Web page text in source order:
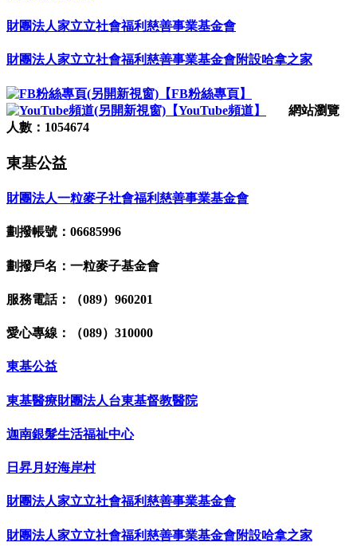
財團法人家立立社會福利慈善事業基金會
財團法人家立立社會福利慈善事業基金會附設哈拿之家
【FB粉絲專頁】
【YouTube頻道】
網站瀏覽
人數：1054674
東基公益
財團法人一粒麥子社會福利慈善事業基金會
劃撥帳號：06685996
劃撥戶名：一粒麥子基金會
服務電話：（089）960201
愛心專線：（089）310000
東基公益
東基醫療財團法人台東基督教醫院
迦南銀髮生活福祉中心
日昇月好海岸村
財團法人家立立社會福利慈善事業基金會
財團法人家立立社會福利慈善事業基金會附設哈拿之家